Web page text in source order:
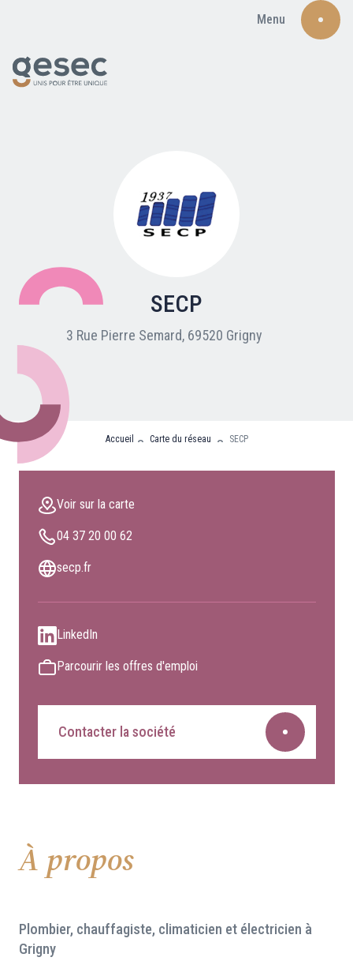
Menu
Nos adhérents
Carte du réseau
Nos partenaires
Clients professionnels
SECP
3 Rue Pierre Semard, 69520 Grigny
Accueil Carte du réseau SECP
Voir sur la carte
04 37 20 00 62
secp.fr
LinkedIn
Parcourir les offres d'emploi
Contacter la société
À propos
Plombier, chauffagiste, climaticien et électricien à
Grigny